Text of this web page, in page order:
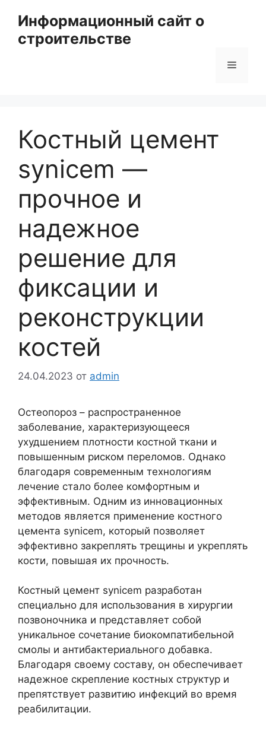
содержимому
Информационный сайт о
строительстве
Меню
Костный цемент
synicem —
прочное и
надежное
решение для
фиксации и
реконструкции
костей
24.04.2023 от admin
Остеопороз – распространенное
заболевание, характеризующееся
ухудшением плотности костной ткани и
повышенным риском переломов. Однако
благодаря современным технологиям
лечение стало более комфортным и
эффективным. Одним из инновационных
методов является применение костного
цемента synicem, который позволяет
эффективно закреплять трещины и укреплять
кости, повышая их прочность.
Костный цемент synicem разработан
специально для использования в хирургии
позвоночника и представляет собой
уникальное сочетание биокомпатибельной
смолы и антибактериального добавка.
Благодаря своему составу, он обеспечивает
надежное скрепление костных структур и
препятствует развитию инфекций во время
реабилитации.